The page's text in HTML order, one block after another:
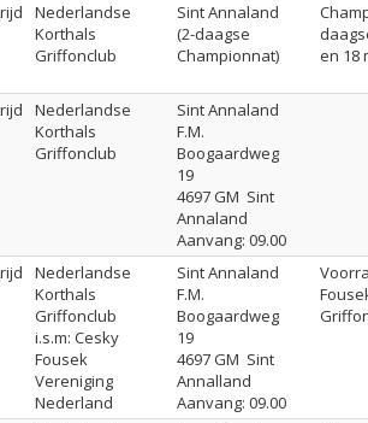
Nederlandse
Korthals
Griffonclub
Sint Annaland
(2-daagse
Championnat)
en 18
Nederlandse
Korthals
Griffonclub
Sint Annaland
F.M.
Boogaardweg
19
4697 GM Sint
Annaland
Aanvang: 09.00
Nederlandse
Korthals
Griffonclub
i.s.m: Cesky
Fousek
Vereniging
Nederland
Sint Annaland
F.M.
Boogaardweg
19
4697 GM Sint
Annalland
Aanvang: 09.00